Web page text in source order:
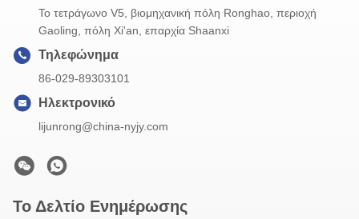
Το τετράγωνο V5, βιομηχανική πόλη Ronghao, περιοχή
Gaoling, πόλη Xi'an, επαρχία Shaanxi
Τηλεφώνημα
86-029-89303101
Ηλεκτρονικό
lijunrong@china-nyjy.com
Το Δελτίο Ενημέρωσης